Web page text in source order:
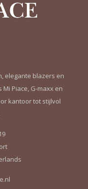
elegante blazers en
Piace, G-maxx en
kantoor tot stijlvol